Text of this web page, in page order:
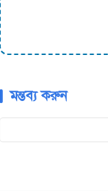
মন্তব্য করুন